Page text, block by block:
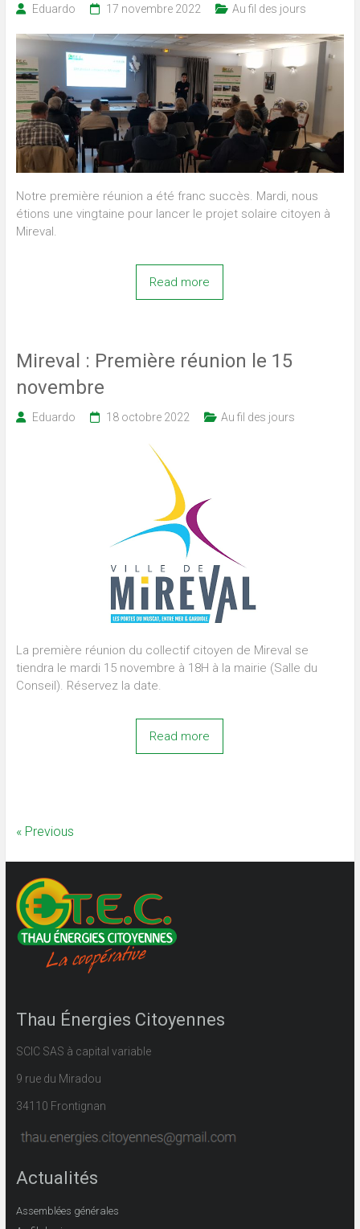
Eduardo 17 novembre 2022 Au fil des jours
Notre première réunion a été franc succès. Mardi, nous
étions une vingtaine pour lancer le projet solaire citoyen à
Mireval.
Read more
Mireval : Première réunion le 15
novembre
Eduardo 18 octobre 2022 Au fil des jours
La première réunion du collectif citoyen de Mireval se
tiendra le mardi 15 novembre à 18H à la mairie (Salle du
Conseil). Réservez la date.
Read more
« Previous
Thau Énergies Citoyennes
SCIC SAS à capital variable
9 rue du Miradou
34110 Frontignan
Actualités
Assemblées générales